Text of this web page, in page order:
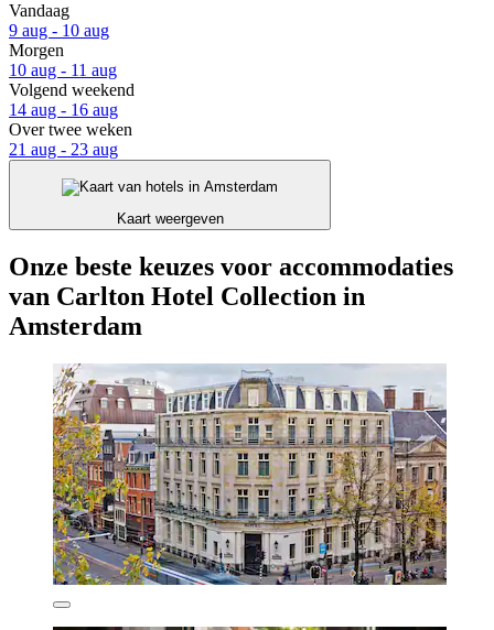
Vandaag
9 aug - 10 aug
Morgen
10 aug - 11 aug
Volgend weekend
14 aug - 16 aug
Over twee weken
21 aug - 23 aug
Kaart weergeven
Onze beste keuzes voor accommodaties
van Carlton Hotel Collection in
Amsterdam